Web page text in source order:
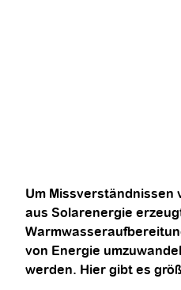
Um Missverständnissen
aus Solarenergie
von Energie
werden. Hier gibt es